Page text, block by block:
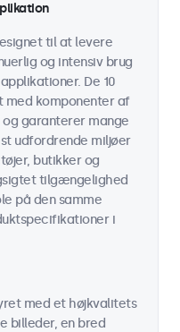
til at levere
og intensiv brug
De 10
komponenter af
og garanterer mange
udfordrende miljøer
butikker og
tilgængelighed
på den samme
i
med et højkvalitets
billeder, en bred